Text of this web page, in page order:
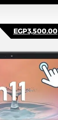
EGP3,500.00